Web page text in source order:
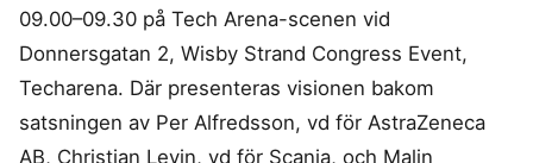
09.00–09.30 på Tech Arena-scenen vid
Donnersgatan 2, Wisby Strand Congress Event,
Techarena. Där presenteras visionen bakom
satsningen av Per Alfredsson, vd för AstraZeneca
AB, Christian Levin, vd för Scania, och Malin